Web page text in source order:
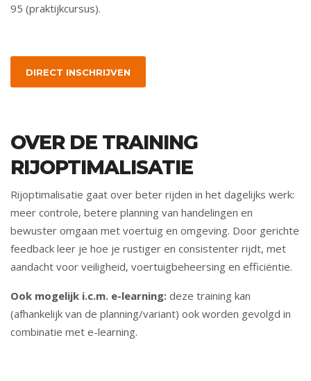
95 (praktijkcursus).
DIRECT INSCHRIJVEN
OVER DE TRAINING
RIJOPTIMALISATIE
Rijoptimalisatie gaat over beter rijden in het dagelijks werk:
meer controle, betere planning van handelingen en
bewuster omgaan met voertuig en omgeving. Door gerichte
feedback leer je hoe je rustiger en consistenter rijdt, met
aandacht voor veiligheid, voertuigbeheersing en efficiëntie.
Ook mogelijk i.c.m. e-learning: deze training kan
(afhankelijk van de planning/variant) ook worden gevolgd in
combinatie met e-learning.